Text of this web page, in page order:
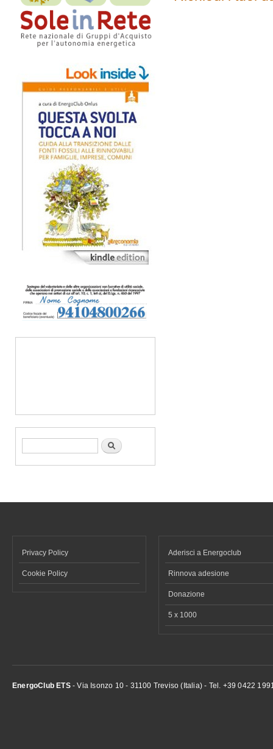
Form di ricerca Cerca
Privacy Policy
Cookie Policy
Aderisci a Energoclub
Rinnova adesione
Donazione
5 x 1000
EnergoClub ETS- Via Isonzo 10 - 31100 Treviso (Italia) - Tel. +39 0422